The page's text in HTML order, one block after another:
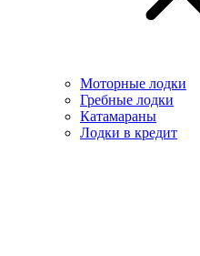
Моторные лодки
Гребные лодки
Катамараны
Лодки в кредит